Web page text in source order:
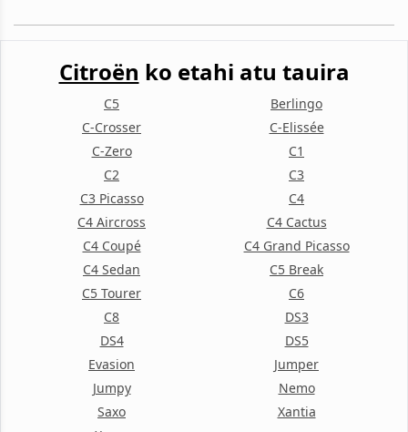
Citroën ko etahi atu tauira
C5
Berlingo
C-Crosser
C-Elissée
C-Zero
C1
C2
C3
C3 Picasso
C4
C4 Aircross
C4 Cactus
C4 Coupé
C4 Grand Picasso
C4 Sedan
C5 Break
C5 Tourer
C6
C8
DS3
DS4
DS5
Evasion
Jumper
Jumpy
Nemo
Saxo
Xantia